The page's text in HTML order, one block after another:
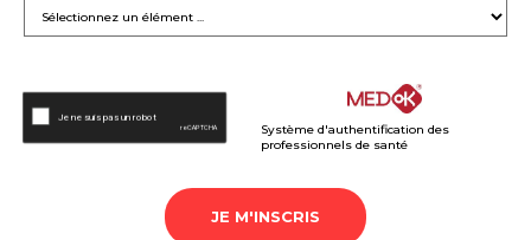
Système d'authentification des
professionnels de santé
JE M'INSCRIS